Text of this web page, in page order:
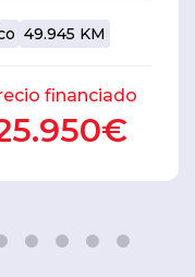
49.945 KM
financiado